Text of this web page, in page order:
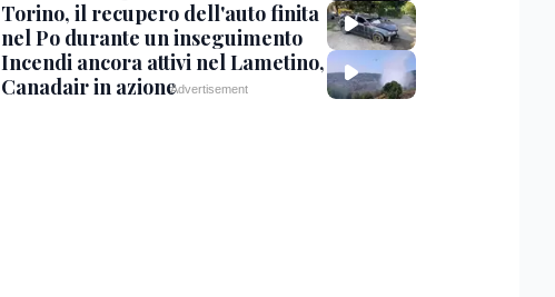
Torino, il recupero dell'auto finita
nel Po durante un inseguimento
Incendi ancora attivi nel Lametino,
Canadair in azione